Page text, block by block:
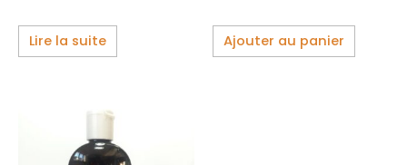
Lire la suite Ajouter au panier